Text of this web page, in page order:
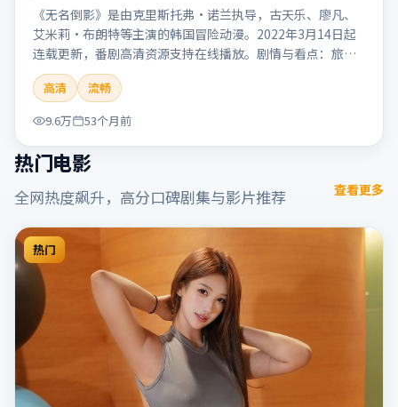
《无名倒影》是由克里斯托弗·诺兰执导，古天乐、廖凡、
艾米莉·布朗特等主演的韩国冒险动漫。2022年3月14日起
连载更新，番剧高清资源支持在线播放。剧情与看点：旅程
险象环生，奇观与友情并行，带来沉浸式探险体验。本片适
合检索「无名倒影」「克里斯托弗·诺兰」「冒险」「韩
国」「2022」「2022-03-14上映」等关键词的影迷阅读简介
与主创信息。
高清
流畅
9.6万
53个月前
热门电影
全网热度飙升，高分口碑剧集与影片推荐 查看更多
热门